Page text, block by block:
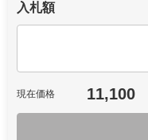
入札額
現在価格 11,100